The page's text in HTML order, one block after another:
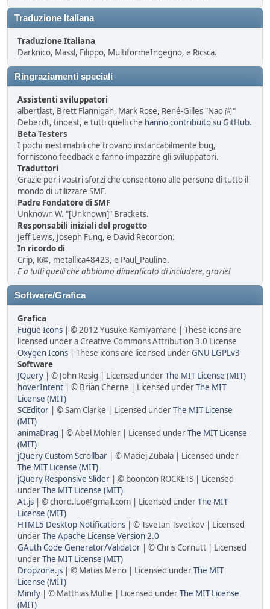
Traduzione Italiana
Traduzione Italiana
Darknico, Massl, Filippo, MultiformeIngegno, e Ricsca.
Ringraziamenti speciali
Assistenti sviluppatori
albertlast, Brett Flannigan, Mark Rose, René-Gilles "Nao 尚"
Deberdt, tinoest, e tutti quelli che hanno contribuito su GitHub.
Beta Testers
I pochi inestimabili che trovano instancabilmente bug,
forniscono feedback e fanno impazzire gli sviluppatori.
Traduttori
Grazie per i vostri sforzi che consentono alle persone di tutto il
mondo di utilizzare SMF.
Padre Fondatore di SMF
Unknown W. "[Unknown]" Brackets.
Responsabili iniziali del progetto
Jeff Lewis, Joseph Fung, e David Recordon.
In ricordo di
Crip, K@, metallica48423, e Paul_Pauline.
E a tutti quelli che abbiamo dimenticato di includere, grazie!
Software/Grafica
Grafica
Fugue Icons | © 2012 Yusuke Kamiyamane | These icons are
licensed under a Creative Commons Attribution 3.0 License
Oxygen Icons | These icons are licensed underGNU LGPLv3
Software
JQuery | © John Resig | Licensed underThe MIT License (MIT)
hoverIntent | © Brian Cherne | Licensed underThe MIT
License (MIT)
SCEditor | © Sam Clarke | Licensed underThe MIT License
(MIT)
animaDrag | © Abel Mohler | Licensed underThe MIT License
(MIT)
jQuery Custom Scrollbar | © Maciej Zubala | Licensed under
The MIT License (MIT)
jQuery Responsive Slider | © booncon ROCKETS | Licensed
underThe MIT License (MIT)
At.js | © chord.luo@gmail.com | Licensed underThe MIT
License (MIT)
HTML5 Desktop Notifications | © Tsvetan Tsvetkov | Licensed
underThe Apache License Version 2.0
GAuth Code Generator/Validator | © Chris Cornutt | Licensed
underThe MIT License (MIT)
Dropzone.js | © Matias Meno | Licensed underThe MIT
License (MIT)
Minify | © Matthias Mullie | Licensed underThe MIT License
(MIT)